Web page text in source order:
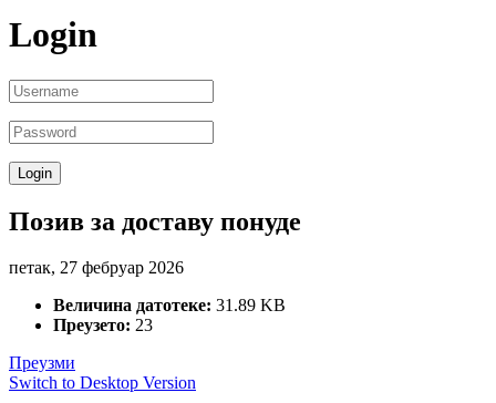
Login
Позив за доставу понуде
петак, 27 фебруар 2026
Величина датотеке: 31.89 KB
Преузето: 23
Преузми
Switch to Desktop Version